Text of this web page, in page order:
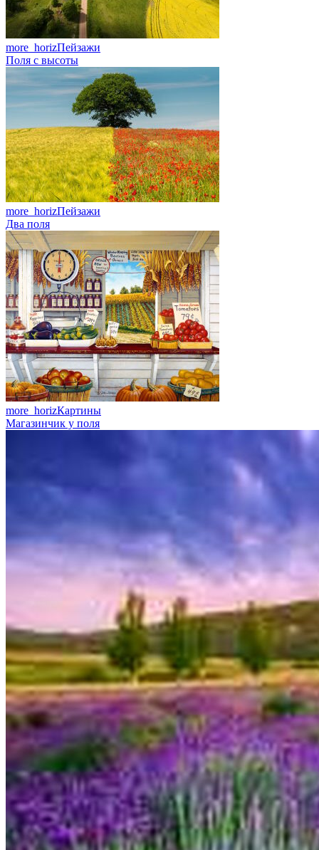
more_horizПейзажи
Поля с высоты
more_horizПейзажи
Два поля
more_horizКартины
Магазинчик у поля